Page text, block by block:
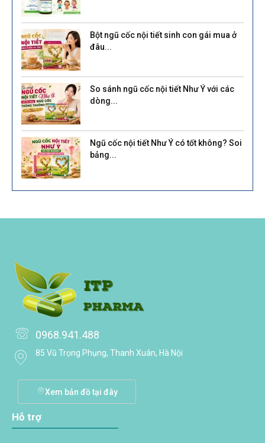
Bột ngũ cốc nội tiết sinh con gái mua ở
đâu...
So sánh ngũ cốc nội tiết Như Ý với các
dòng...
Ngũ cốc nội tiết Như Ý có tốt không? Soi
bảng...
0968.941.488
85 Vũ Trọng Phụng, Thanh Xuân, Hà Nội
Xem bản đồ tại đây
Hỗ trợ